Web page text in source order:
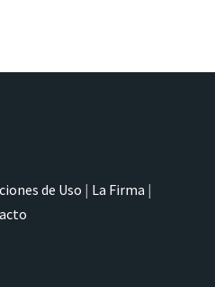
de Uso | La Firma |